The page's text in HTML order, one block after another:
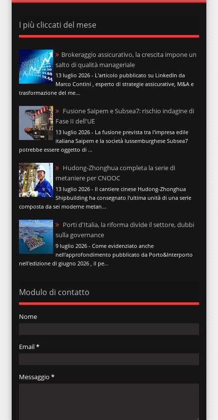
I più cliccati del mese
Brokeraggio assicurativo, la crescita impone un
salto di qualità manageriale
13 luglio 2026 - L'articolo pubblicato su LinkedIn da
Marco Contini , esperto di strategie assicurative, M&A e
trasformazione del me...
Fusione Saipem e Subsea7: rischio indagine di
Fase II dell'UE
13 luglio 2026 - La fusione prevista tra l'impresa edile
italiana Saipem e la società lussemburghese Subsea7
potrebbe essere oggetto di ...
Hudong-Zhonghua completa la serie di
metaniere per CNOOC
13 luglio 2026 - Il cantiere cinese Hudong-Zhonghua
Shipbuilding ha consegnato l'ultima unità di una serie
composta da sei moderne metan...
Porti d'Italia, la riforma divide il settore, dubbi
sulla governance
9 luglio 2026 - Come evidenziato anche
nell'approfondimento pubblicato da Porto&Interporto
nell'edizione di giugno 2026 , il pe...
Modulo di contatto
Nome
Email*
Messaggio *